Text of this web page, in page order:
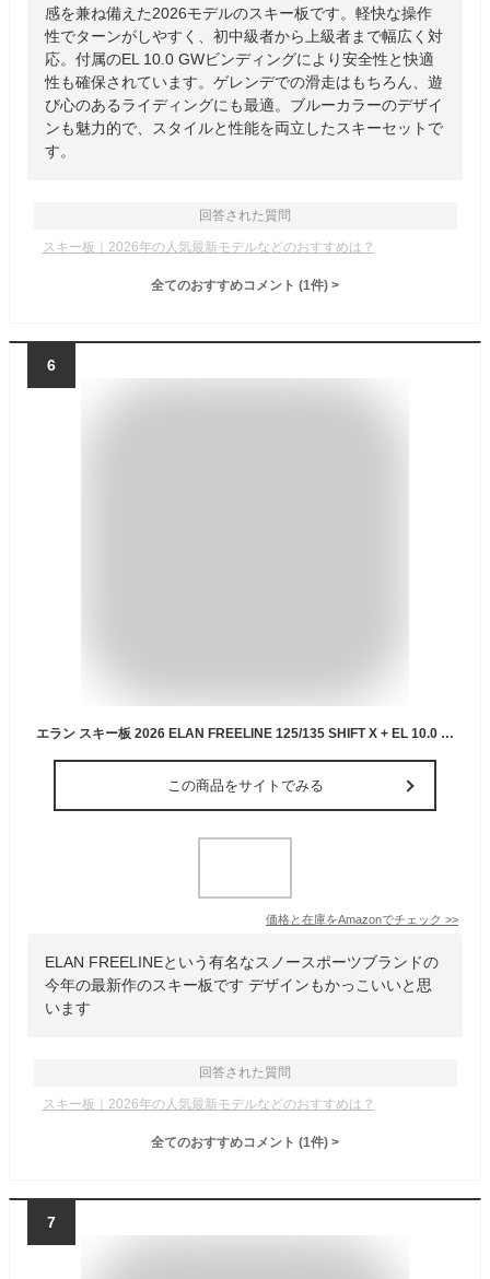
感を兼ね備えた2026モデルのスキー板です。軽快な操作
性でターンがしやすく、初中級者から上級者まで幅広く対
応。付属のEL 10.0 GWビンディングにより安全性と快適
性も確保されています。ゲレンデでの滑走はもちろん、遊
び心のあるライディングにも最適。ブルーカラーのデザイ
ンも魅力的で、スタイルと性能を両立したスキーセットで
す。
回答された質問
スキー板｜2026年の人気最新モデルなどのおすすめは？
全てのおすすめコメント (1件) >
6
エラン スキー板 2026 ELAN FREELINE 125/135 SHIFT X + EL 10.0 GW SHIFT BLUE フリーライン ビンディングセット 25-26 125
この商品をサイトでみる
価格と在庫をAmazonでチェック >>
ELAN FREELINEという有名なスノースポーツブランドの
今年の最新作のスキー板です デザインもかっこいいと思
います
回答された質問
スキー板｜2026年の人気最新モデルなどのおすすめは？
全てのおすすめコメント (1件) >
7